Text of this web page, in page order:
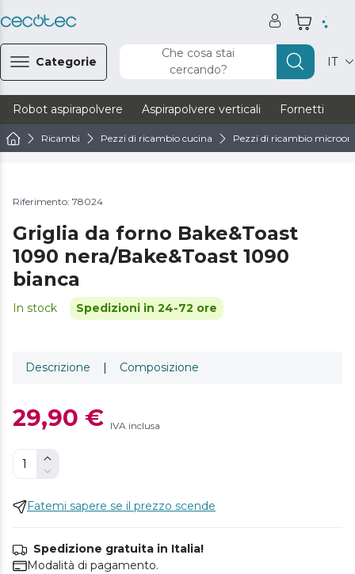
Categorie
Che cosa stai
cercando?
IT
Robot aspirapolvere Aspirapolvere verticali Fornetti
Ricambi Pezzi di ricambio cucina Pezzi di ricambio
Riferimento: 78024
Griglia da forno Bake&Toast
1090 nera/Bake&Toast 1090
bianca
In stock Spedizioni in 24-72 ore
Descrizione | Composizione
29,90 € IVA inclusa
Fatemi sapere se il prezzo scende
Spedizione gratuita in Italia!
Modalità di pagamento.